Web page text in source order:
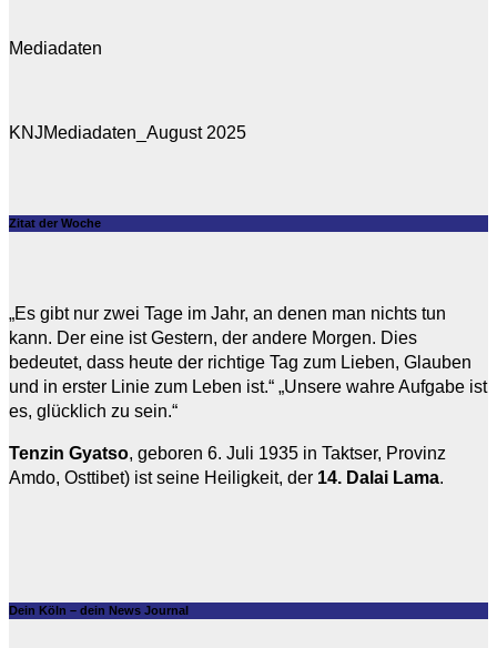
Mediadaten
KNJMediadaten_August 2025
Zitat der Woche
„Es gibt nur zwei Tage im Jahr, an denen man nichts tun
kann. Der eine ist Gestern, der andere Morgen. Dies
bedeutet, dass heute der richtige Tag zum Lieben, Glauben
und in erster Linie zum Leben ist.“ „Unsere wahre Aufgabe ist
es, glücklich zu sein.“
Tenzin Gyatso, geboren 6. Juli 1935 in Taktser, Provinz
Amdo, Osttibet) ist seine Heiligkeit, der 14. Dalai Lama.
Dein Köln – dein News Journal